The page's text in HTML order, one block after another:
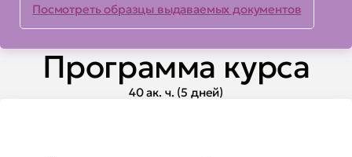
Посмотреть образцы выдаваемых документов
Программа курса
40 ак. ч. (5 дней)